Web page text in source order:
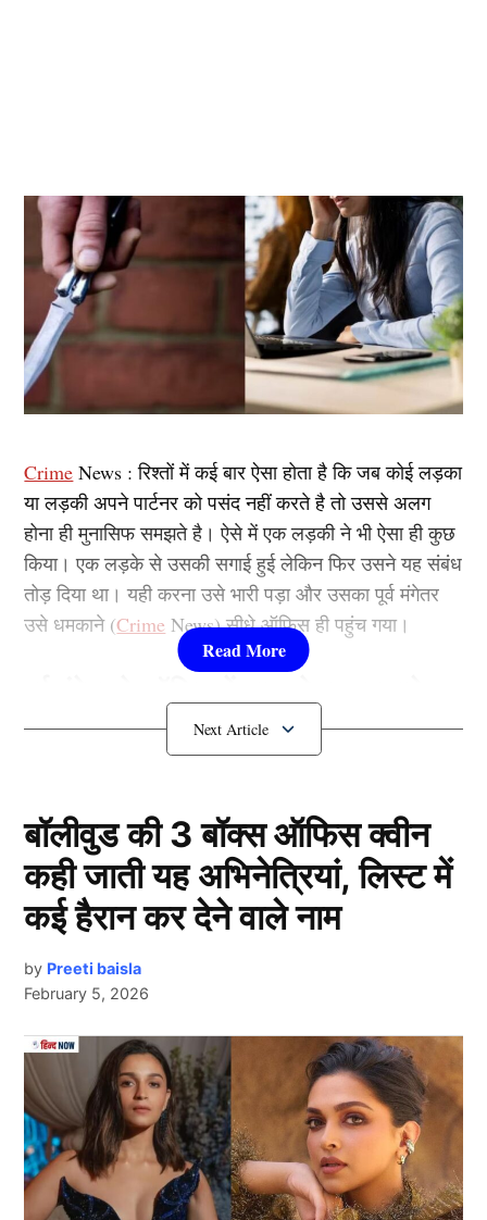
Crime News : रिश्तों में कई बार ऐसा होता है कि जब कोई लड़का
या लड़की अपने पार्टनर को पसंद नहीं करते है तो उससे अलग
होना ही मुनासिफ समझते है। ऐसे में एक लड़की ने भी ऐसा ही कुछ
किया। एक लड़के से उसकी सगाई हुई लेकिन फिर उसने यह संबंध
तोड़ दिया था। यही करना उसे भारी पड़ा और उसका पूर्व मंगेतर
उसे धमकाने (Crime News) सीधे ऑफिस ही पहुंच गया।
पहुंचा शख्स
दिल्ली के पहाड़गंज इलाके में ऑफिस में घुसकर एक महिला पर
उसके पूर्व मंगेतर द्वारा हमला (Crime News) करने की कोशिश
की गई थी। इस पर पुलिस की सतर्कता और त्वरित कार्रवाई से यह
वारदात नाकाम हो गई।
Next Article
बॉलीवुड की 3 बॉक्स ऑफिस क्वीन
कही जाती यह अभिनेत्रियां, लिस्ट में
कई हैरान कर देने वाले नाम
by Preeti baisla
February 5, 2026